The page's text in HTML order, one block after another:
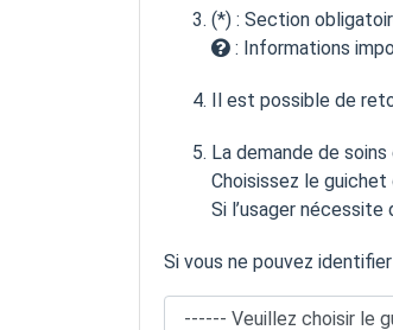
(*) : Section
: Informations
Il est possible de
La demande de
Choisissez le
Si l’usager
Si vous ne pouvez